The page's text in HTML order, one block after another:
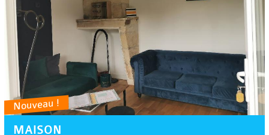
Nouveau !
MAISON